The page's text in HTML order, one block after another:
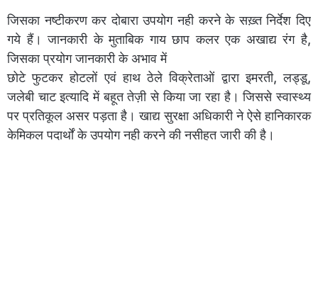
जिसका नष्टीकरण कर दोबारा उपयोग नही करने के सख़्त निर्देश दिए
गये हैं। जानकारी के मुताबिक गाय छाप कलर एक अखाद्य रंग है,
जिसका प्रयोग जानकारी के अभाव में
छोटे फुटकर होटलों एवं हाथ ठेले विक्रेताओं द्वारा इमरती, लड्डू,
जलेबी चाट इत्यादि में बहूत तेज़ी से किया जा रहा है। जिससे स्वास्थ्य
पर प्रतिकूल असर पड़ता है। खाद्य सुरक्षा अधिकारी ने ऐसे हानिकारक
केमिकल पदार्थों के उपयोग नही करने की नसीहत जारी की है।